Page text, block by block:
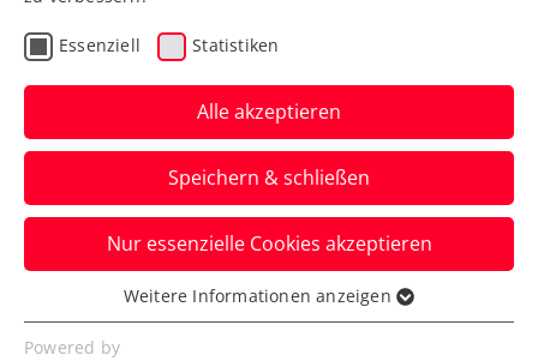
Aktuelle News
News filtern
Essenziell Statistiken
Alle akzeptieren
Speichern & schließen
Nur essenzielle Cookies akzeptieren
Essenziell
Essenzielle Cookies werden für grundlegende
Weitere Informationen anzeigen
Powered by